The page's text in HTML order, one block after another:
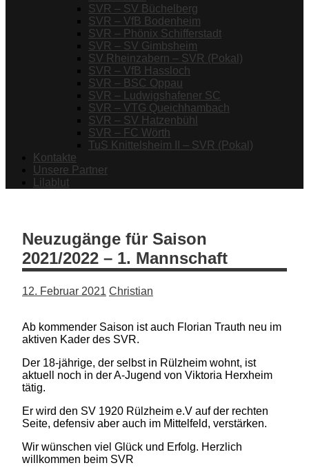
SVR – SV Büchelberg
SVR – VfB Bodenheim
SVR – Phönix Schifferstadt
SVR – SV Gimbsheim
SV Rheinzabern – SVR (Pokal)
SVR – VfB Hassloch
SVR – BSC Oppau
SVR – Ludwigshafener SC
SVR – VTG Queichhambach
SVR – SV Hatzenbühl
SVR – FC Wörth
TuS Knittelsheim II – SVR (Pokal)
Kontakte
Unsere Partner
Lilablut
Neuzugänge für Saison
2021/2022 – 1. Mannschaft
12. Februar 2021 Christian
Ab kommender Saison ist auch Florian Trauth neu im
aktiven Kader des SVR.
Der 18-jährige, der selbst in Rülzheim wohnt, ist
aktuell noch in der A-Jugend von Viktoria Herxheim
tätig.
Er wird den SV 1920 Rülzheim e.V auf der rechten
Seite, defensiv aber auch im Mittelfeld, verstärken.
Wir wünschen viel Glück und Erfolg. Herzlich
willkommen beim SVR